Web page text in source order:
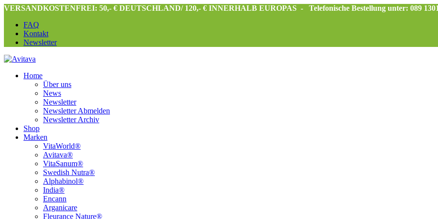
VERSANDKOSTENFREI: 50,- € DEUTSCHLAND/ 120,- € INNERHALB EUROPAS -
Telefonische Bestellung unter: 089
FAQ
Kontakt
Newsletter
Home
Über uns
News
Newsletter
Newsletter Abmelden
Newsletter Archiv
Shop
Marken
VitaWorld®
Avitava®
VitaSanum®
Swedish Nutra®
Alphabinol®
India®
Encann
Arganicare
Fleurance Nature®